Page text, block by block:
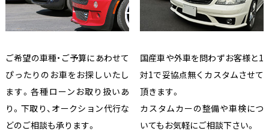
ご希望の車種・ご予算にあわせて
ぴったりのお車をお探しいたし
ます。各種ローンお取り扱いあ
り。下取り、オークション代行な
どのご相談も承ります。
国産車や外車を問わずお客様と1
対1で妥協点無くカスタムさせて
頂きます。
カスタムカーの整備や車検につ
いてもお気軽にご相談下さい。